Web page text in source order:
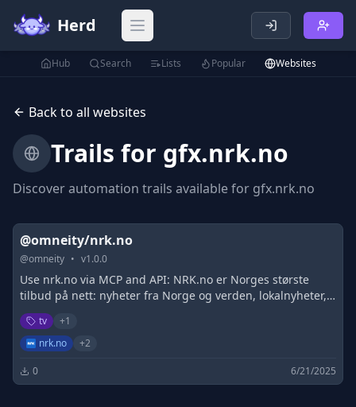
Herd Open main menu
Hub Search Lists Popular Websites
Back to all websites
Trails for gfx.nrk.no
Discover automation trails available for gfx.nrk.no
@omneity/nrk.no
@omneity • v1.0.0
Use nrk.no via MCP and API: NRK.no er Norges største
tilbud på nett: nyheter fra Norge og verden, lokalnyheter,
radio- og tv-program, podcast, vær, helse-, kultur-,
underholdning-, humor- og debattstoff.
tv +1
nrk.no
+2
0 6/21/2025